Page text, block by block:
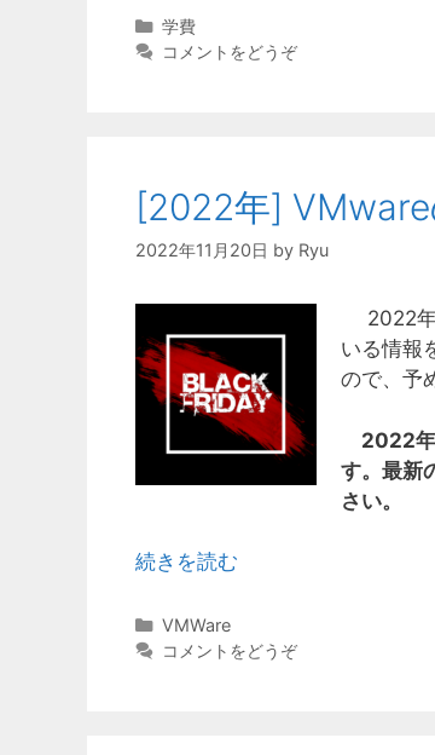
カ
テ
学費
コメントをどうぞ
[2022年]
2022年11月20日 by Ryu
2022年
いる情報
ので、予
2022
す。最新
さい。
続きを読む
カ
テ
VMWare
コメントをどうぞ